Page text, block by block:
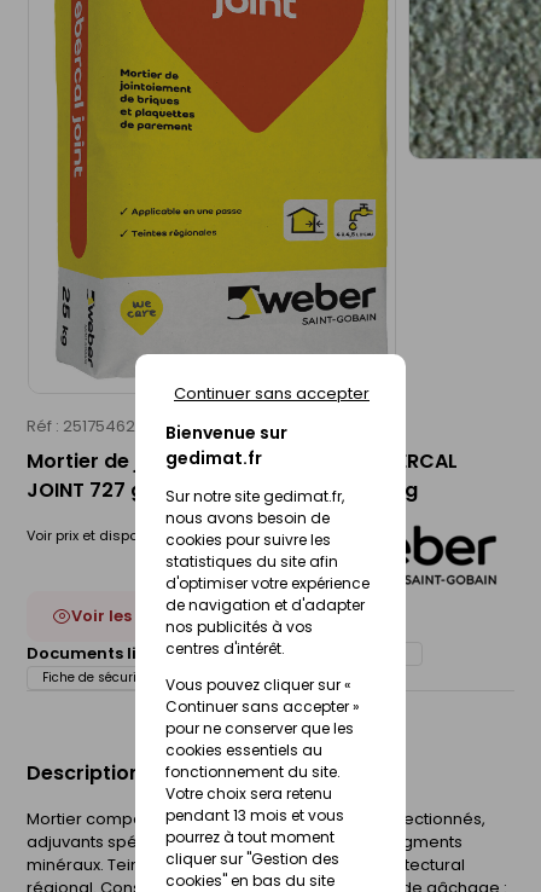
Bienvenue sur
gedimat.fr
Sur notre site gedimat.fr,
nous avons besoin de
cookies pour suivre les
statistiques du site afin
d'optimiser votre expérience
de navigation et d'adapter
nos publicités à vos
centres d'intérêt.
Vous pouvez cliquer sur «
Continuer sans accepter »
pour ne conserver que les
cookies essentiels au
fonctionnement du site.
Votre choix sera retenu
pendant 13 mois et vous
pourrez à tout moment
cliquer sur "Gestion des
cookies" en bas du site
Continuer sans accepter
Réf : 25175462 WEBER
Mortier de jointement de briques WEBERCAL
JOINT 727 gris anthracite - sac de 25kg
Voir prix et disponibilité en magasin
Voir les 22 déclinaisons
Documents liés :
Déclaration de performance (DOP)
Fiche de sécurité (FdS)
Description du produit
Mortier composé de ciment blanc, granulats sélectionnés,
adjuvants spécifiques, hydrofuges de masse, pigments
minéraux. Teintes adaptées au patrimoine architectural
régional. Consommation : de 6 à 10 kg/m². Taux de gâchage :